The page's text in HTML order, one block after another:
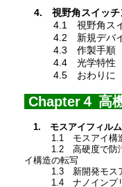
4. 視野角スイッチ
4.1 視野角スイッ
4.2 新規デバイ
4.3 作製手順
4.4 光学特性
4.5 おわりに
Chapter４ 高
1. モスアイフィルム
1.1 モスアイ構造
1.2 高硬度で防汚性
イ構造の転写
1.3 新開発モスア
1.4 ナノインプリン